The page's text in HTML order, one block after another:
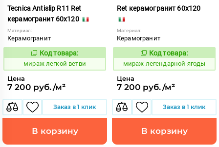
Tecnica Antislip R11 Ret
керамогранит 60x120
Материал:
Керамогранит
989884
Код товара:
мираж легкой ветви
Цена
7 200 руб./м²
Заказ в 1 клик
В корзину
Ret керамогранит 60x120
Материал:
Керамогранит
989874
Код товара:
мираж легендарной ягоды
Цена
7 200 руб./м²
Заказ в 1 клик
В корзину